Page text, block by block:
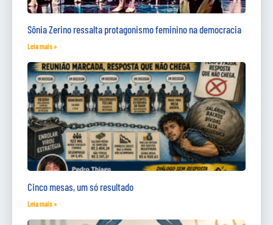
Sônia Zerino ressalta protagonismo feminino na democracia
Leia mais »
Cinco mesas, um só resultado
Leia mais »